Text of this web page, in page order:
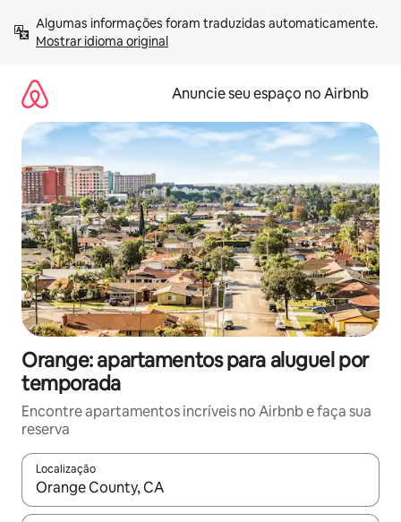
para
Mostrar idioma original
Anuncie seu espaço no Airbnb
Orange: apartamentos para aluguel por
temporada
Encontre apartamentos incríveis no Airbnb e faça sua
reserva
Localização
Quando os resultados estiverem disponíveis, explore-os